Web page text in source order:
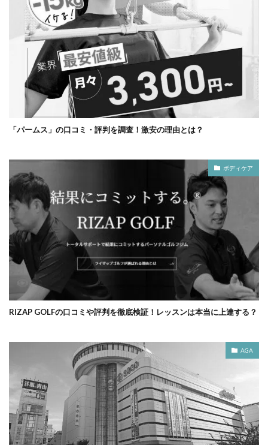
「パームス」の口コミ・評判を調査！激安の理由とは？
ボディケア
RIZAP GOLFの口コミや評判を徹底検証！レッスンは本当に上達する？
AGA